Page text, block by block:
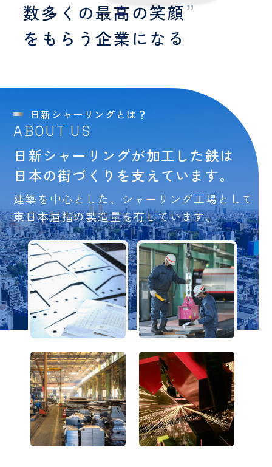
数多 く の最高の笑顔”
を も ら う企業 に な る
日新シャーリングとは？
ABOUT US
日新シャーリングが加工した鉄は
日本の街づくりを支えています。
建築を中心とした、シャーリング工場として
東日本屈指の製造量を有しています。